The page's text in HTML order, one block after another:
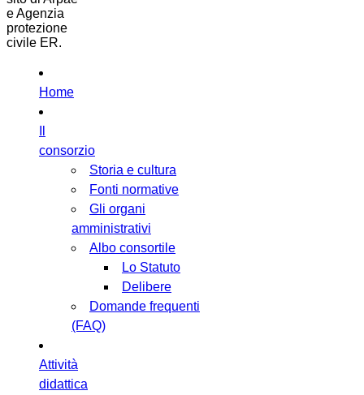
e Agenzia
protezione
civile ER.
Home
consorzio
Storia e cultura
Fonti normative
Gli organi
amministrativi
Albo consortile
Lo Statuto
Delibere
Domande frequenti
(FAQ)
Attività
didattica